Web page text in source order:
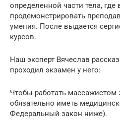
определенной части тела,
продемонстрировать
умения. После выдается
курсов.
Наш эксперт Вячеслав
проходил экзамен у него:
Чтобы работать массажистом
обязательно иметь
Федеральный закон ниже).